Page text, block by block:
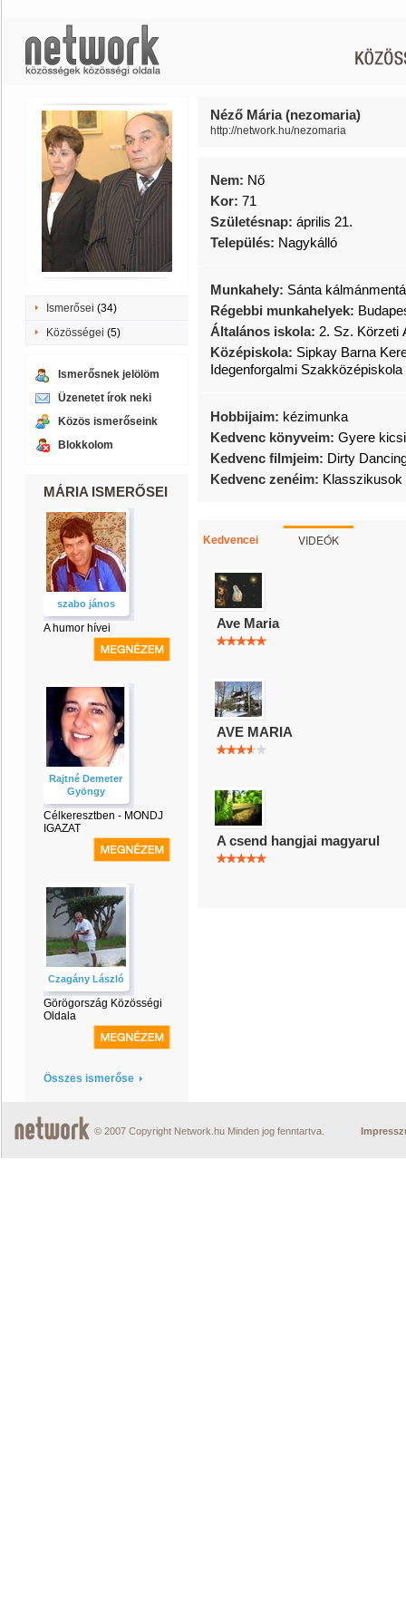
Ismerősei (34)
Közösségei (5)
Ismerősnek jelölöm
Üzenetet írok neki
Közös ismerőseink
Blokkolom
MÁRIA ISMERŐSEI
szabo jános
A humor hívei
Rajtné Demeter
Gyöngy
Célkeresztben - MONDJ
IGAZAT
Czagány László
Görögország Közösségi
Oldala
Összes ismerőse
Néző Mária (nezomaria)
http://network.hu/nezomaria
Nem: Nő
Kor: 71
Születésnap: április 21.
Település: Nagykálló
Munkahely: Sánta
Régebbi munkahelyek:
Általános iskola: 2. Sz. Körzeti
Középiskola: Sipkay Barna
Idegenforgalmi
Hobbijaim: kézimunka
Kedvenc könyveim: Gyere
Kedvenc filmjeim: Dirty
Kedvenc zenéim: Klasszikusok
Kedvencei VIDEÓK
Ave Maria
AVE MARIA
A csend hangjai magyarul
© 2007 Copyright Network.hu Minden jog fenntartva.